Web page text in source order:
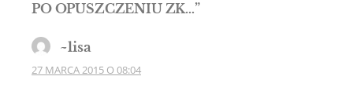
PO OPUSZCZENIU ZK…”
~lisa
27 MARCA 2015 O 08:04